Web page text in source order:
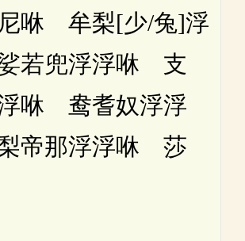
咻 牟梨[少/兔]浮
若兜浮浮咻 支
咻 鸯耆奴浮浮
帝那浮浮咻 莎